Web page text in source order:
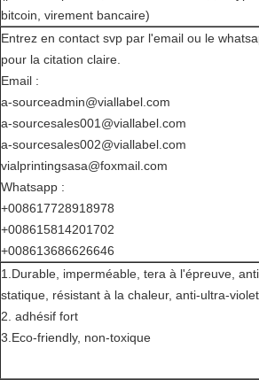
bitcoin, virement bancaire)
Entrez en contact svp par l'email ou le
pour la citation claire.
Email :
a-sourceadmin@viallabel.com
a-sourcesales001@viallabel.com
a-sourcesales002@viallabel.com
vialprintingsasa@foxmail.com
Whatsapp :
+008617728918978
+008615814201702
+008613686626646
1.Durable , imperméable, tera à l'épreuve,
statique, résistant à la chaleur, anti-ultra-violet.
2. adhésif fort
3.Eco-friendly, non-toxique